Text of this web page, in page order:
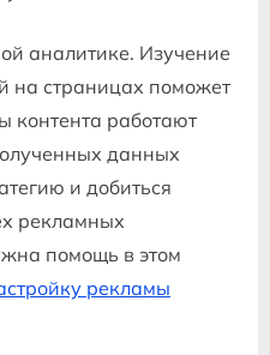
аналитике. Изучение
на страницах поможет
контента работают
данных
и добиться
рекламных
помощь в этом
рекламы